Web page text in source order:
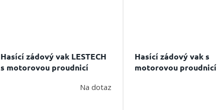
Hasící zádový vak LESTECH
s motorovou proudnicí
Na dotaz
Hasící zádový vak s
motorovou proudnicí